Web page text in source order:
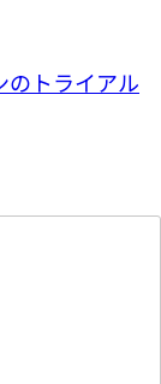
のトライアル